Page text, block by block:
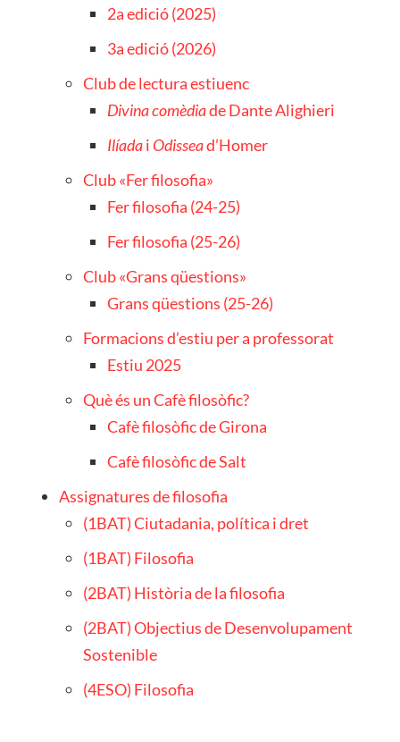
2a edició (2025)
3a edició (2026)
Club de lectura estiuenc
Divina comèdiade Dante Alighieri
Ilíadai Odissead’Homer
Club «Fer filosofia»
Fer filosofia (24-25)
Fer filosofia (25-26)
Club «Grans qüestions»
Grans qüestions (25-26)
Formacions d’estiu per a professorat
Estiu 2025
Què és un Cafè filosòfic?
Cafè filosòfic de Girona
Cafè filosòfic de Salt
Assignatures de filosofia
(1BAT) Ciutadania, política i dret
(1BAT) Filosofia
(2BAT) Història de la filosofia
(2BAT) Objectius de Desenvolupament
Sostenible
(4ESO) Filosofia